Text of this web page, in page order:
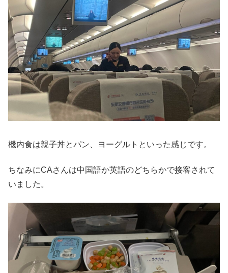
機内食は親子丼とパン、ヨーグルトといった感じです。
ちなみにCAさんは中国語か英語のどちらかで接客されて
いました。